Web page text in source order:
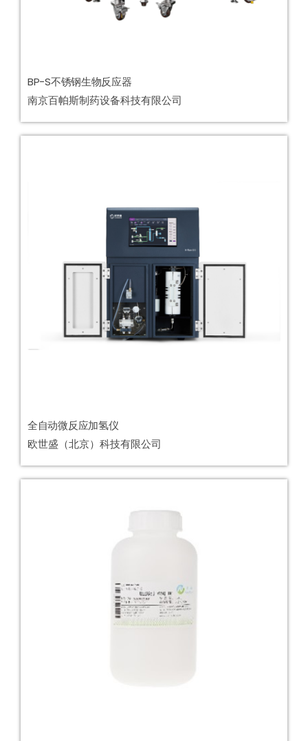
BP-S不锈钢生物反应器
南京百帕斯制药设备科技有限公司
全自动微反应加氢仪
欧世盛（北京）科技有限公司